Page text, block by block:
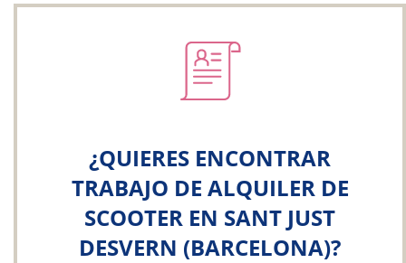
¿QUIERES ENCONTRAR
TRABAJO DE ALQUILER DE
SCOOTER EN SANT JUST
DESVERN (BARCELONA)?